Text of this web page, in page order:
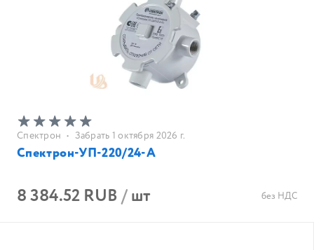
Спектрон • Забрать 1 октября 2026 г.
Спектрон-УП-220/24-А
8 384.52 RUB/шт без НДС